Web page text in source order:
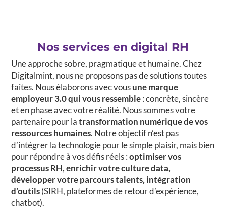
Nos services en digital RH
Une approche sobre, pragmatique et humaine. Chez
Digitalmint, nous ne proposons pas de solutions toutes
faites. Nous élaborons avec vousune marque
employeur 3.0 qui vous ressemble: concrète, sincère
et en phase avec votre réalité. Nous sommes votre
partenaire pour latransformation numérique de vos
ressources humaines. Notre objectif n’est pas
d’intégrer la technologie pour le simple plaisir, mais bien
pour répondre à vos défis réels :optimiser vos
processus RH, enrichir votre culture data,
développer votre parcours talents, intégration
d’outils(SIRH, plateformes de retour d’expérience,
chatbot).